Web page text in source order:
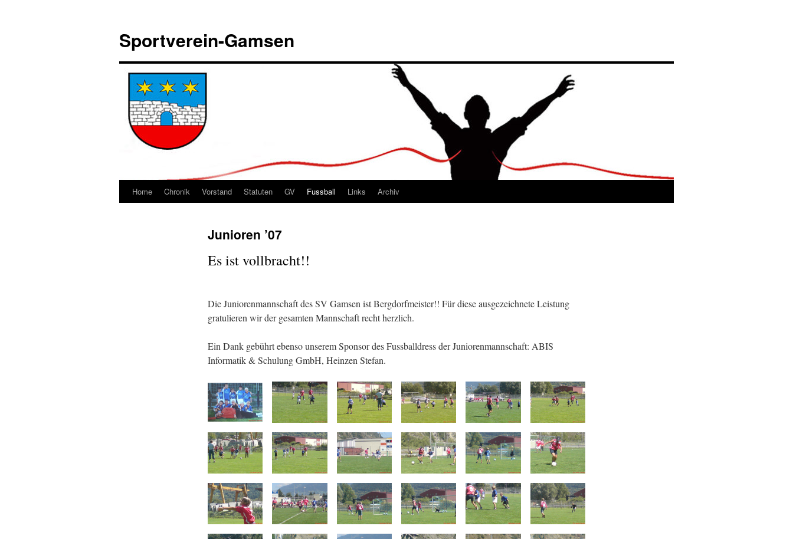
Sportverein-Gamsen
Springe
Home Chronik Vorstand Statuten GV Fussball Links Archiv
Junioren ’07
Es ist vollbracht!!
Die Juniorenmannschaft des SV Gamsen ist Bergdorfmeister!! Für diese ausgezeichnete Leistung
gratulieren wir der gesamten Mannschaft recht herzlich.
Ein Dank gebührt ebenso unserem Sponsor des Fussballdress der Juniorenmannschaft: ABIS
Informatik & Schulung GmbH, Heinzen Stefan.